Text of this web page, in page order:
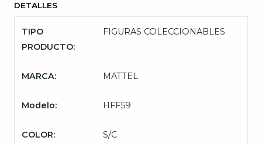
DETALLES
TIPO
PRODUCTO:
FIGURAS COLECCIONABLES
MARCA: MATTEL
Modelo: HFF59
COLOR: S/C